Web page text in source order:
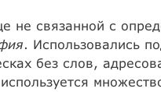
не связанной с
. Использовались
без слов,